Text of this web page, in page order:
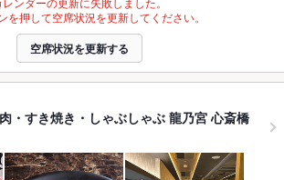
を押して空席状況を更新してください。
空席状況を更新する
・すき焼き・しゃぶしゃぶ 龍乃宮 心斎橋